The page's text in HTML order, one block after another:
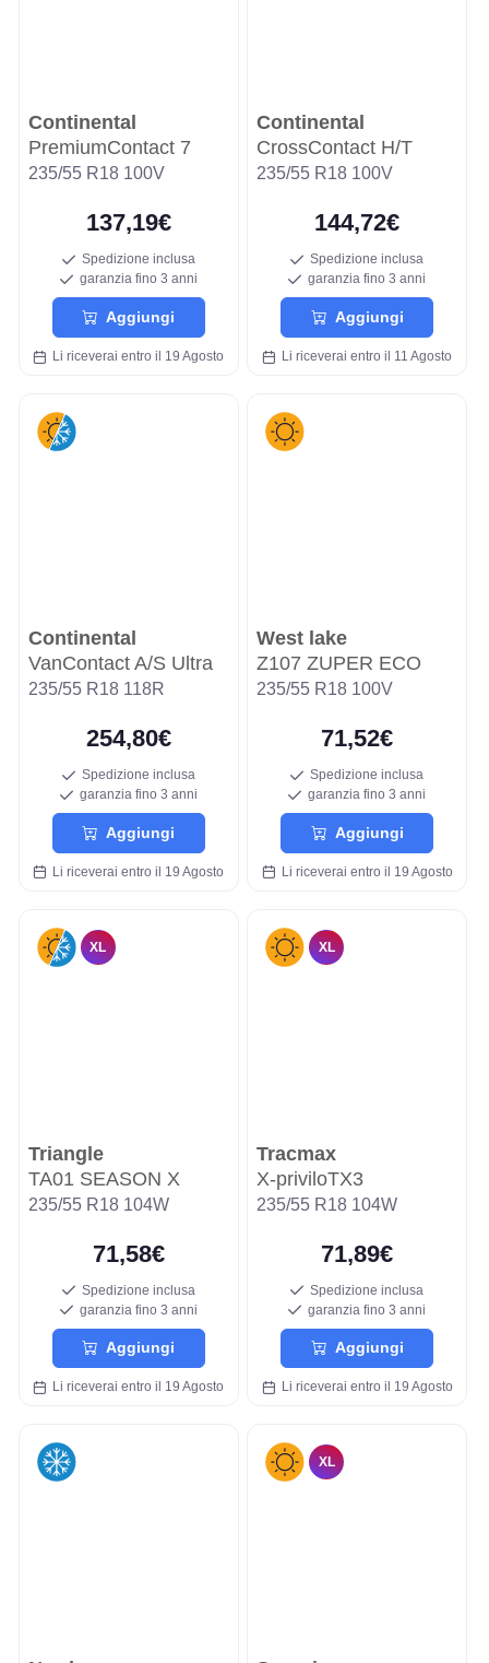
Continental
PremiumContact 7
235/55 R18 100V
137,19€
Spedizione inclusa
garanzia fino 3 anni
Aggiungi
Li riceverai entro il 19 Agosto
Continental
CrossContact H/T
235/55 R18 100V
144,72€
Spedizione inclusa
garanzia fino 3 anni
Aggiungi
Li riceverai entro il 11 Agosto
Continental
VanContact A/S Ultra
235/55 R18 118R
254,80€
Spedizione inclusa
garanzia fino 3 anni
Aggiungi
Li riceverai entro il 19 Agosto
West lake
Z107 ZUPER ECO
235/55 R18 100V
71,52€
Spedizione inclusa
garanzia fino 3 anni
Aggiungi
Li riceverai entro il 19 Agosto
XL
Triangle
TA01 SEASON X
235/55 R18 104W
71,58€
Spedizione inclusa
garanzia fino 3 anni
Aggiungi
Li riceverai entro il 19 Agosto
XL
Tracmax
X-priviloTX3
235/55 R18 104W
71,89€
Spedizione inclusa
garanzia fino 3 anni
Aggiungi
Li riceverai entro il 19 Agosto
XL